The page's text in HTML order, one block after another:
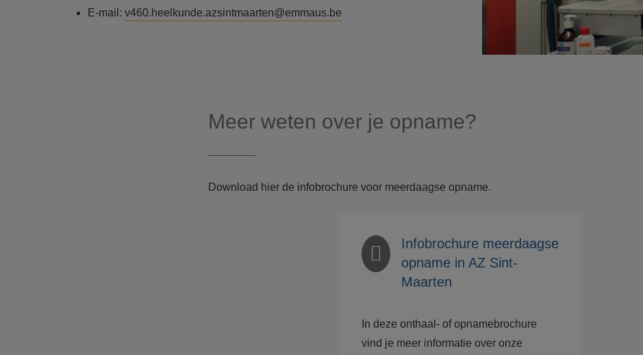
E-mail: v460.heelkunde.azsintmaarten@emmaus.be
Meer weten over je opname?
Download hier de infobrochure voor meerdaagse opname.
Infobrochure meerdaagse
opname in AZ Sint-
Maarten
In deze onthaal- of opnamebrochure
vind je meer informatie over onze